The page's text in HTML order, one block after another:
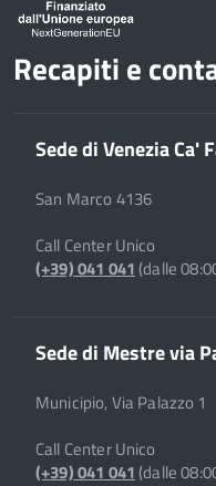
Recapiti e
Sede di Venezia Ca'
San Marco 4136
Call Center Unico
(+39) 041 041(dalle
Sede di Mestre via
Municipio, Via Palazzo 1
Call Center Unico
(+39) 041 041(dalle